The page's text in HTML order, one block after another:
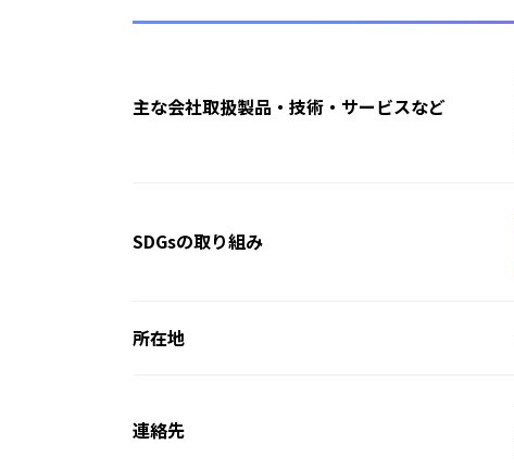
主な会社取扱製品・技術・サービスなど
SDGsの取り組み
所在地
連絡先